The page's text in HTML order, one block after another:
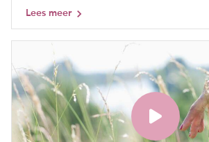
Lees meer